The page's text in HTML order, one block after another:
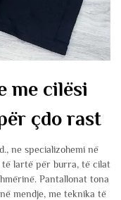
me cilësi
çdo rast
ne specializohemi në
të lartë për burra, të cilat
Pantallonat tona
mendje, me teknika të